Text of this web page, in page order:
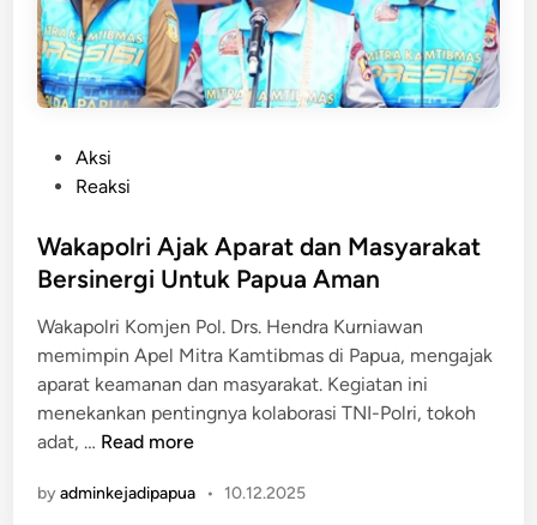
t
e
i
n
Aksi
Reaksi
Wakapolri Ajak Aparat dan Masyarakat
Bersinergi Untuk Papua Aman
Wakapolri Komjen Pol. Drs. Hendra Kurniawan
memimpin Apel Mitra Kamtibmas di Papua, mengajak
aparat keamanan dan masyarakat. Kegiatan ini
menekankan pentingnya kolaborasi TNI-Polri, tokoh
adat, … W
k
Read more
byadminkejadipapua • 10.12.2025